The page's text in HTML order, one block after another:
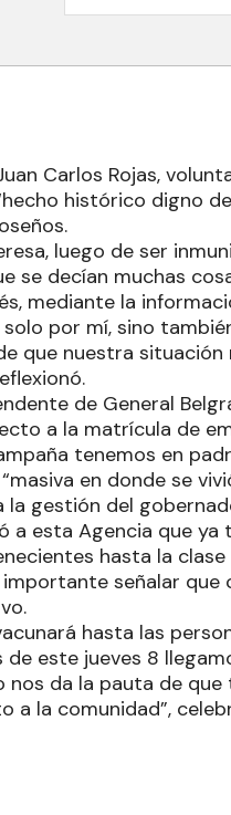
Carlos Rojas,
histórico digno
luego de ser
se decían muchas
mediante la
por mí, sino
que nuestra situación
de General
a la matrícula de
tenemos en
en donde se
gestión del
a esta Agencia que
hasta la
señalar
hasta las
de este jueves 8
nos da la pauta de
a la comunidad”,